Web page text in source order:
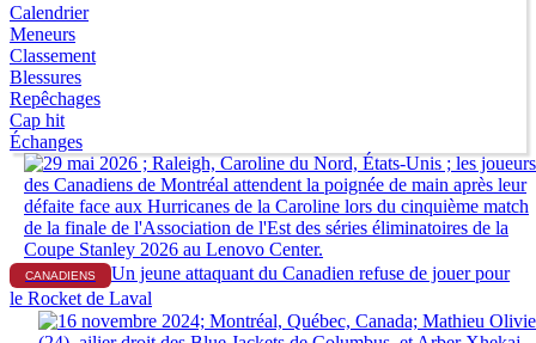
Calendrier
Meneurs
Classement
Blessures
Repêchages
Cap hit
Échanges
CANADIENS
Un jeune attaquant du Canadien refuse de jouer pour
le Rocket de Laval